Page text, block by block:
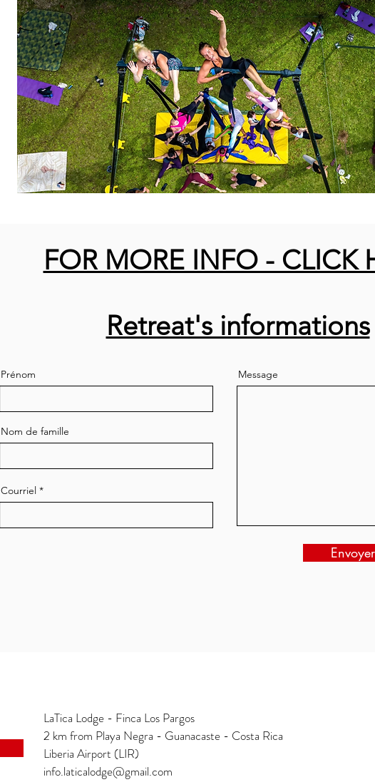
FOR MORE INFO - CLICK
Retreat's informations
Prénom
Nom de famille
Courriel
Message
Envoyer
LaTica Lodge - Finca Los Pargos
2 km from Playa Negra - Guanacaste - Costa Rica
Liberia Airport (LIR)
info.laticalodge@gmail.com